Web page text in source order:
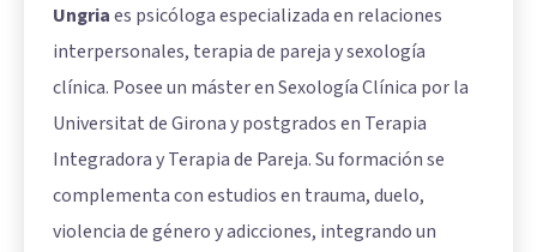
Ungriaes psicóloga especializada en relaciones
interpersonales, terapia de pareja y sexología
clínica. Posee un máster en Sexología Clínica por la
Universitat de Girona y postgrados en Terapia
Integradora y Terapia de Pareja. Su formación se
complementa con estudios en trauma, duelo,
violencia de género y adicciones, integrando un